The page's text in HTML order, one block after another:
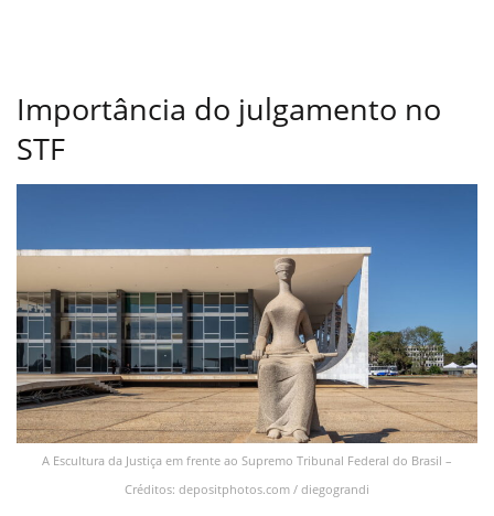
Importância do julgamento no
STF
A Escultura da Justiça em frente ao Supremo Tribunal Federal do Brasil –
Créditos: depositphotos.com / diegograndi